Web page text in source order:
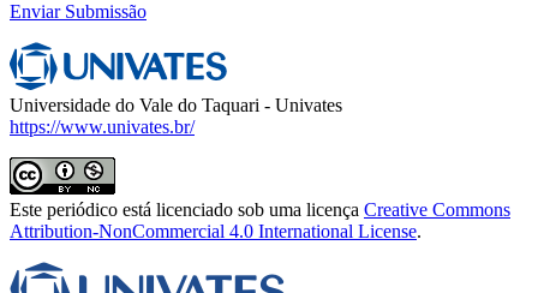
Enviar Submissão
Universidade do Vale do Taquari - Univates
https://www.univates.br/
Este periódico está licenciado sob uma licença Creative Commons
Attribution-NonCommercial 4.0 International License.